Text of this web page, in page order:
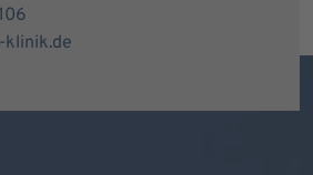
klinik.de